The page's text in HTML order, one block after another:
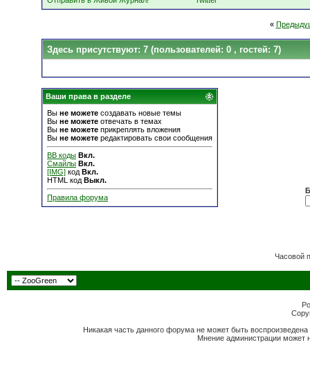
«
Здесь присутствуют: 7 (пользователей: 0 , гостей: 7)
Ваши права в разделе
Вы не можете создавать новые темы
Вы не можете отвечать в темах
Вы не можете прикреплять вложения
Вы не можете редактировать свои сообщения
BB коды Вкл.
Смайлы Вкл.
[IMG] код Вкл.
HTML код Выкл.
Правила форума
Часовой
Никакая часть данного форума не может быть
Мнение администрации может